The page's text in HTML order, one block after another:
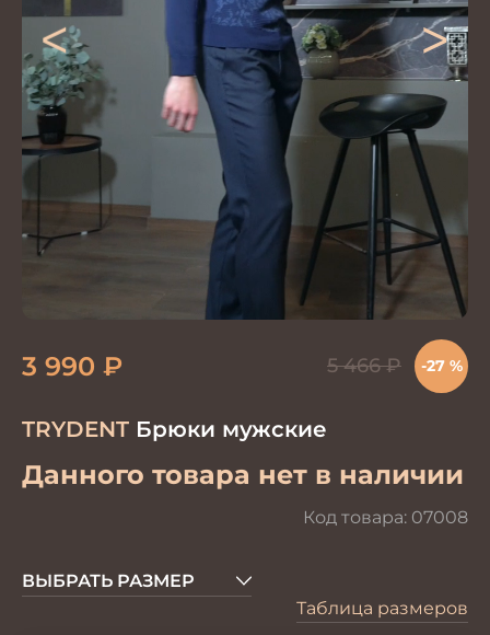
< >
TRYDENT Брюки мужские
Данного товара нет в наличии
Код товара: 07008
3 990 ₽ 5 466₽ -27 %
ВЫБРАТЬ РАЗМЕР
Таблица размеров